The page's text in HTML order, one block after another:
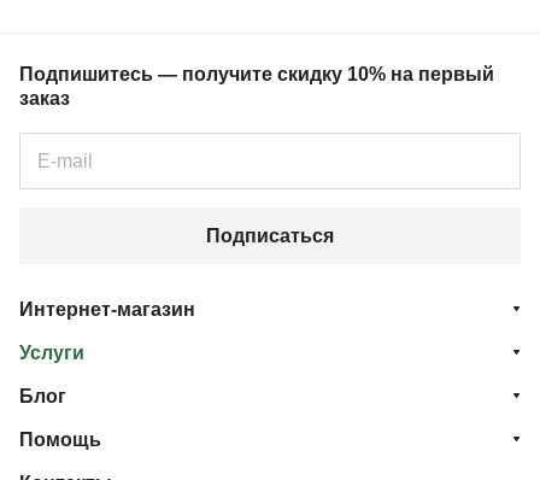
Подпишитесь — получите скидку 10% на первый
заказ
Подписаться
Интернет-магазин
Услуги
Блог
Помощь